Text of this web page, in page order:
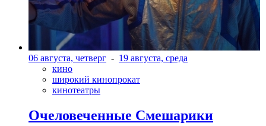
06 августа, четверг - 19 августа, среда
кино
широкий кинопрокат
кинотеатры
Очеловеченные Смешарики